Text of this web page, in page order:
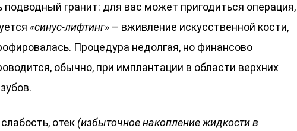
подводный гранит: для вас может пригодиться операция,
«синус-лифтинг» – вживление искусственной кости,
Процедура недолгая, но финансово
обычно, при имплантации в области верхних
отек (избыточное накопление жидкости в